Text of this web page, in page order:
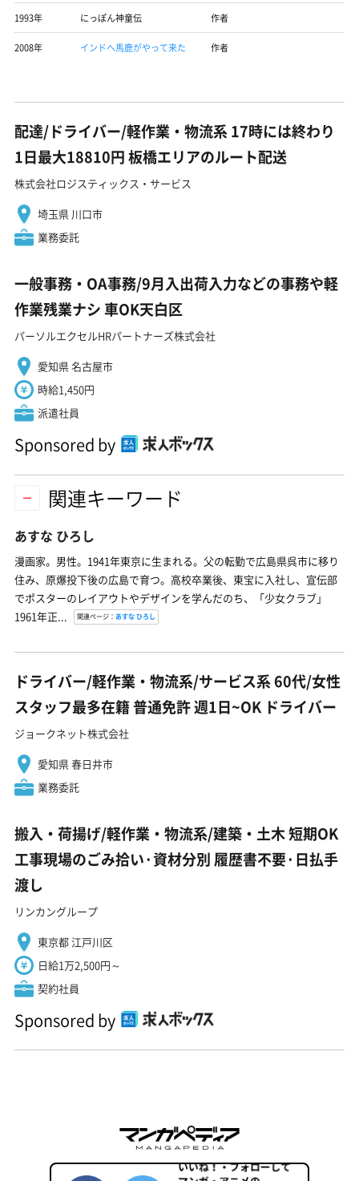
1993年 にっぽん神童伝 作者
2008年 インドへ馬鹿がやって来た 作者
配達/ドライバー/軽作業・物流系 17時には終わり
1日最大18810円 板橋エリアのルート配送
株式会社ロジスティックス・サービス
埼玉県 川口市
業務委託
一般事務・OA事務/9月入出荷入力などの事務や軽
作業残業ナシ 車OK天白区
パーソルエクセルHRパートナーズ株式会社
愛知県 名古屋市
時給1,450円
派遣社員
Sponsored by
関連キーワード
あすな ひろし
漫画家。男性。1941年東京に生まれる。父の転勤で広島県呉市に移り
住み、原爆投下後の広島で育つ。高校卒業後、東宝に入社し、宣伝部
でポスターのレイアウトやデザインを学んだのち、「少女クラブ」
1961年正...
関連ページ： あすな ひろし
ドライバー/軽作業・物流系/サービス系 60代/女性
スタッフ最多在籍 普通免許 週1日~OK ドライバー
ジョークネット株式会社
愛知県 春日井市
業務委託
搬入・荷揚げ/軽作業・物流系/建築・土木 短期OK
工事現場のごみ拾い·資材分別 履歴書不要·日払手
渡し
リンカングループ
東京都 江戸川区
日給1万2,500円～
契約社員
Sponsored by